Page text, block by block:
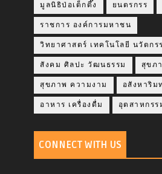
มูลนิธิป่อเต็กตึ๊ง ยนตรกรร
ราชการ องค์การมหาชน
วิทยาศาสตร์ เทคโนโลยี นวัตกร
สังคม ศิลปะ วัฒนธรรม สุขภ
สุขภาพ ความงาม อสังหาริม
อาหาร เครื่องดื่ม อุตสาหกรร
CONNECT WITH US